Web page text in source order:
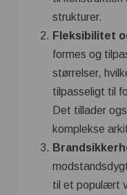
strukturer.
Fleksibilitet
formes og
størrelser,
tilpasseligt til
Det tillader
komplekse
til et populært